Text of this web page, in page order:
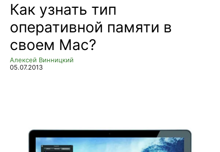
Как узнать тип
оперативной памяти в
своем Mac?
Алексей Винницкий
05.07.2013